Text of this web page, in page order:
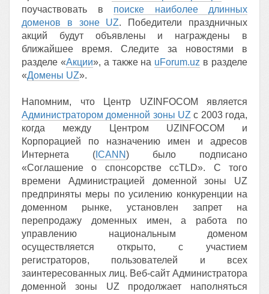
поучаствовать в поиске наиболее длинных
доменов в зоне UZ. Победители праздничных
акций будут объявлены и награждены в
ближайшее время. Следите за новостями в
разделе «Акции», а также на uForum.uz в разделе
«Домены UZ».
Напомним, что Центр UZINFOCOM является
Администратором доменной зоны UZ с 2003 года,
когда между Центром UZINFOCOM и
Корпорацией по назначению имен и адресов
Интернета ( ICANN) было подписано
«Соглашение о спонсорстве ccTLD». С того
времени Администрацией доменной зоны UZ
предприняты меры по усилению конкуренции на
доменном рынке, установлен запрет на
перепродажу доменных имен, а работа по
управлению национальным доменом
осуществляется открыто, с участием
регистраторов, пользователей и всех
заинтересованных лиц. Веб-сайт Администратора
доменной зоны UZ продолжает наполняться